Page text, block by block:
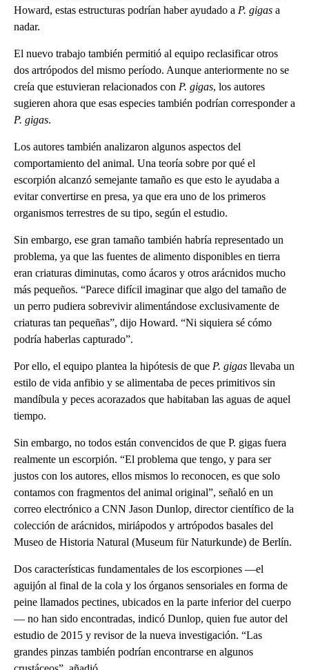
Howard, estas estructuras podrían haber ayudado a P. gigas a
nadar.
El nuevo trabajo también permitió al equipo reclasificar otros
dos artrópodos del mismo período. Aunque anteriormente no se
creía que estuvieran relacionados con P. gigas, los autores
sugieren ahora que esas especies también podrían corresponder a
P. gigas.
Los autores también analizaron algunos aspectos del
comportamiento del animal. Una teoría sobre por qué el
escorpión alcanzó semejante tamaño es que esto le ayudaba a
evitar convertirse en presa, ya que era uno de los primeros
organismos terrestres de su tipo, según el estudio.
Sin embargo, ese gran tamaño también habría representado un
problema, ya que las fuentes de alimento disponibles en tierra
eran criaturas diminutas, como ácaros y otros arácnidos mucho
más pequeños. “Parece difícil imaginar que algo del tamaño de
un perro pudiera sobrevivir alimentándose exclusivamente de
criaturas tan pequeñas”, dijo Howard. “Ni siquiera sé cómo
podría haberlas capturado”.
Por ello, el equipo plantea la hipótesis de que P. gigas llevaba un
estilo de vida anfibio y se alimentaba de peces primitivos sin
mandíbula y peces acorazados que habitaban las aguas de aquel
tiempo.
Sin embargo, no todos están convencidos de que P. gigas fuera
realmente un escorpión. “El problema que tengo, y para ser
justos con los autores, ellos mismos lo reconocen, es que solo
contamos con fragmentos del animal original”, señaló en un
correo electrónico a CNN Jason Dunlop, director científico de la
colección de arácnidos, miriápodos y artrópodos basales del
Museo de Historia Natural (Museum für Naturkunde) de Berlín.
Dos características fundamentales de los escorpiones —el
aguijón al final de la cola y los órganos sensoriales en forma de
peine llamados pectines, ubicados en la parte inferior del cuerpo
— no han sido encontradas, indicó Dunlop, quien fue autor del
estudio de 2015 y revisor de la nueva investigación. “Las
grandes pinzas también podrían encontrarse en algunos